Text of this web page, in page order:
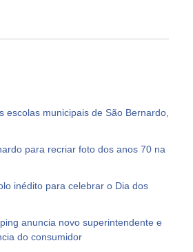
escolas municipais de São Bernardo,
para recriar foto dos anos 70 na
inédito para celebrar o Dia dos
anuncia novo superintendente e
do consumidor